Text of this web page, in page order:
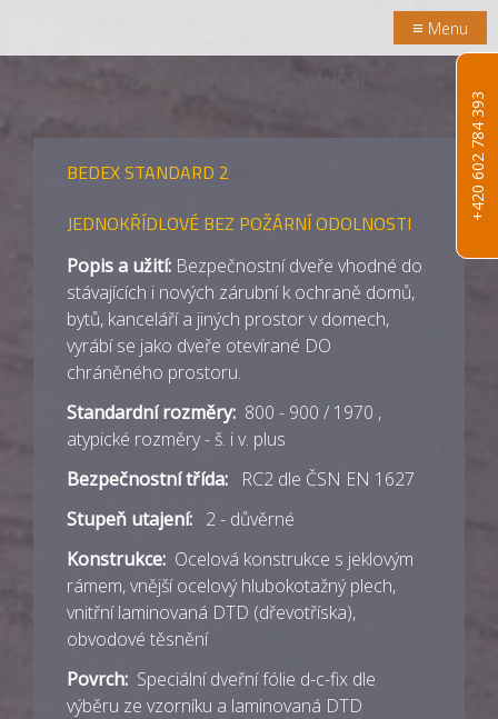
≡ Menu
ZÁMKAŘ OLOMOUC - MAHDAL
BEDEX STANDARD 2
JEDNOKŘÍDLOVÉ BEZ POŽÁRNÍ ODOLNOSTI
Popis a užití: Bezpečnostní dveře vhodné do
stávajících i nových zárubní k ochraně domů,
bytů, kanceláří a jiných prostor v domech,
vyrábí se jako dveře otevírané DO
chráněného prostoru.
Standardní rozměry: 800 - 900 / 1970 ,
atypické rozměry - š. i v. plus
Bezpečnostní třída: RC2 dle ČSN EN 1627
Stupeň utajení: 2 - důvěrné
Konstrukce: Ocelová konstrukce s jeklovým
rámem, vnější ocelový hlubokotažný plech,
vnitřní laminovaná DTD (dřevotříska),
obvodové těsnění
Povrch: Speciální dveřní fólie d-c-fix dle
výběru ze vzorníku a laminovaná DTD
+420 602 784 393